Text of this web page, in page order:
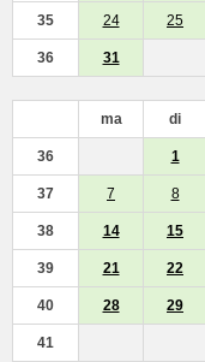
35 24 25
36 31
ma di
36 1
37 7 8
38 14 15
39 21 22
40 28 29
41